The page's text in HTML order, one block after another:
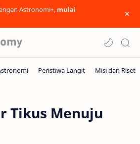
Astronomi+, mulai
Tikus Menuju